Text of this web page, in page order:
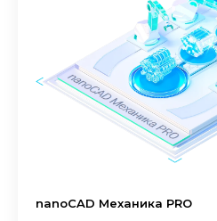
nanoCAD Механика PRO